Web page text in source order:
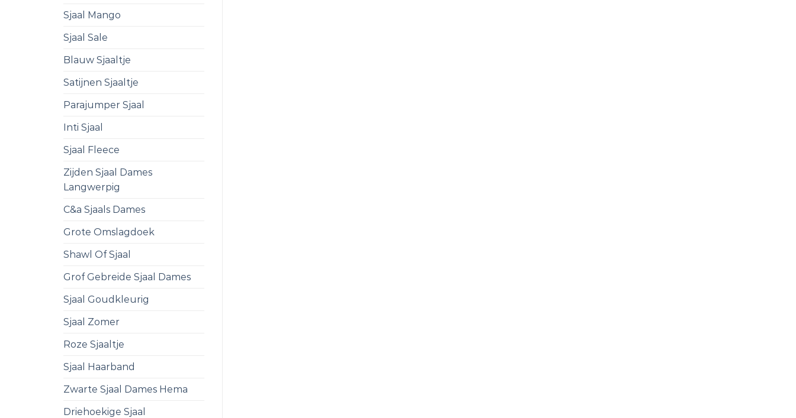
Sjaal Mango
Sjaal Sale
Blauw Sjaaltje
Satijnen Sjaaltje
Parajumper Sjaal
Inti Sjaal
Sjaal Fleece
Zijden Sjaal Dames
Langwerpig
C&a Sjaals Dames
Grote Omslagdoek
Shawl Of Sjaal
Grof Gebreide Sjaal Dames
Sjaal Goudkleurig
Sjaal Zomer
Roze Sjaaltje
Sjaal Haarband
Zwarte Sjaal Dames Hema
Driehoekige Sjaal